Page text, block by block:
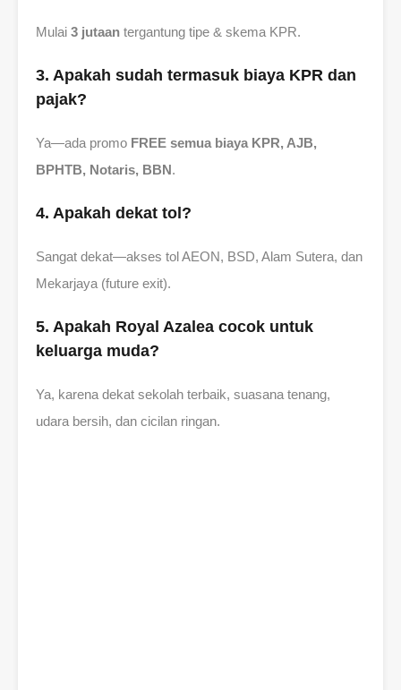
Mulai 3 jutaan tergantung tipe & skema KPR.
3. Apakah sudah termasuk biaya KPR dan
pajak?
Ya—ada promo FREE semua biaya KPR, AJB,
BPHTB, Notaris, BBN.
4. Apakah dekat tol?
Sangat dekat—akses tol AEON, BSD, Alam Sutera, dan
Mekarjaya (future exit).
5. Apakah Royal Azalea cocok untuk
keluarga muda?
Ya, karena dekat sekolah terbaik, suasana tenang,
udara bersih, dan cicilan ringan.